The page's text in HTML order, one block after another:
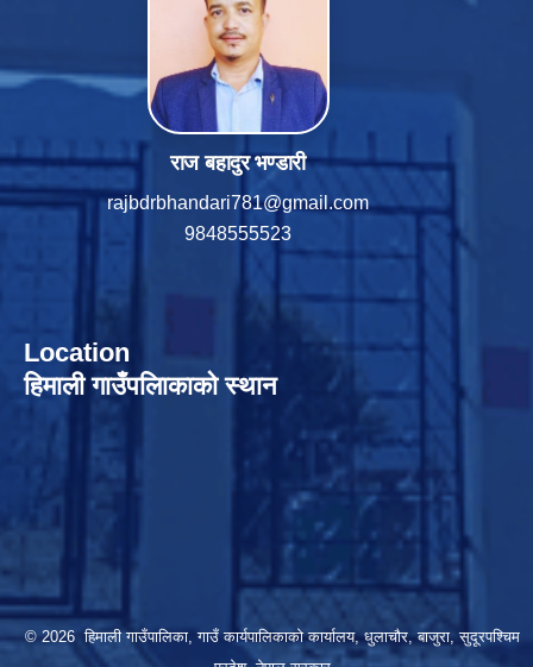
राज बहादुर भण्डारी
rajbdrbhandari781@gmail.com
9848555523
Location
हिमाली गाउँपलािकाको स्थान
© 2026 हिमाली गाउँपालिका, गाउँ कार्यपालिकाकाे कार्यालय, धुलाचौर, बाजुरा, सुदूरपश्चिम